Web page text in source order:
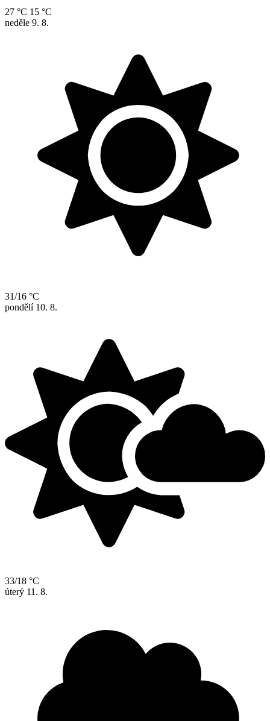
27 °C 15 °C
neděle 9. 8.
31/16 °C
pondělí 10. 8.
33/18 °C
úterý 11. 8.